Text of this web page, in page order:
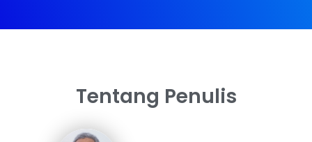
Tentang Penulis